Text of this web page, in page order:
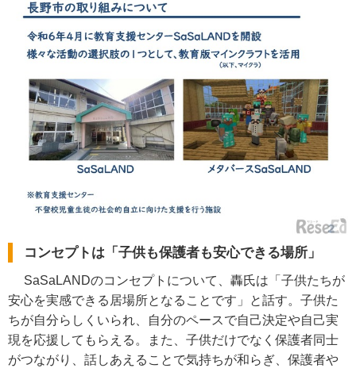
コンセプトは「子供も保護者も安心できる場所」
SaSaLANDのコンセプトについて、轟氏は「子供たちが
安心を実感できる居場所となることです」と話す。子供た
ちが自分らしくいられ、自分のペースで自己決定や自己実
現を応援してもらえる。また、子供だけでなく保護者同士
がつながり、話しあえることで気持ちが和らぎ、保護者や